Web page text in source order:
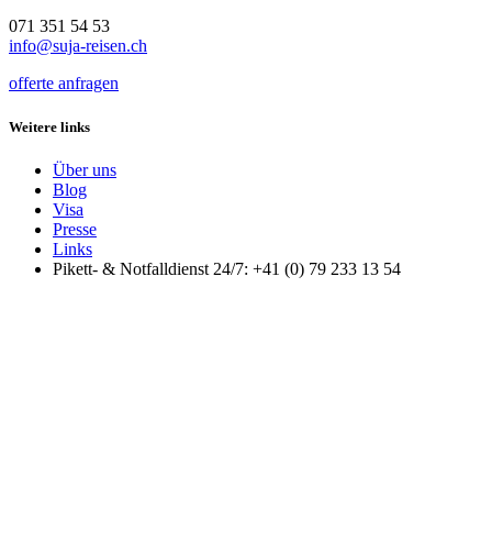
071 351 54 53
info@suja-reisen.ch
offerte anfragen
Weitere links
Über uns
Blog
Visa
Presse
Links
Pikett- & Notfalldienst 24/7: +41 (0) 79 233 13 54